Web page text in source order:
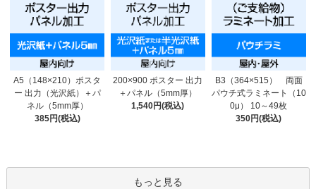
A5（148×210）ポスタ
ー 出力（光沢紙）＋パ
ネル（5mm厚）
385円(税込)
200×900 ポスター 出力
＋パネル（5mm厚）
1,540円(税込)
B3（364×515） 両面
パウチ式ラミネート（10
0μ） 10～49枚
350円(税込)
もっと見る